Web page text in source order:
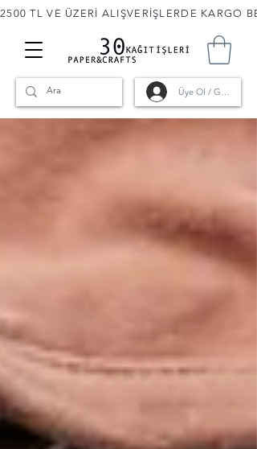
2500 TL VE ÜZERİ ALIŞVERİŞLERDE
Üye Ol / Giriş